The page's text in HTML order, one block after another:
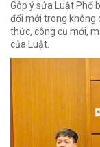
Góp ý sửa Luật Phổ
đổi mới trong không
thức, công cụ mới,
của Luật.